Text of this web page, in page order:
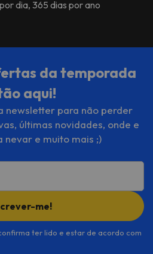
dia, 365 dias por ano
da temporada
aqui!
newsletter para não perder
últimas novidades, onde e
nevar e muito mais ;)
me!
ter lido e estar de acordo com